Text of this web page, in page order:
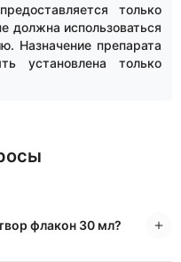
только
должна использоваться
Назначение препарата
установлена только
флакон 30 мл?